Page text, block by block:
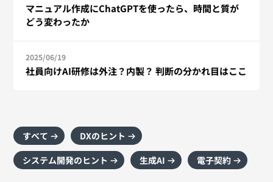
マニュアル作成にChatGPTを使ったら、時間と質が
どう変わったか
2025/06/19
社員向けAI研修は外注？内製？ 判断の分かれ目はここ
すべて
DXのヒント
システム開発のヒント
生成AI 電子契約